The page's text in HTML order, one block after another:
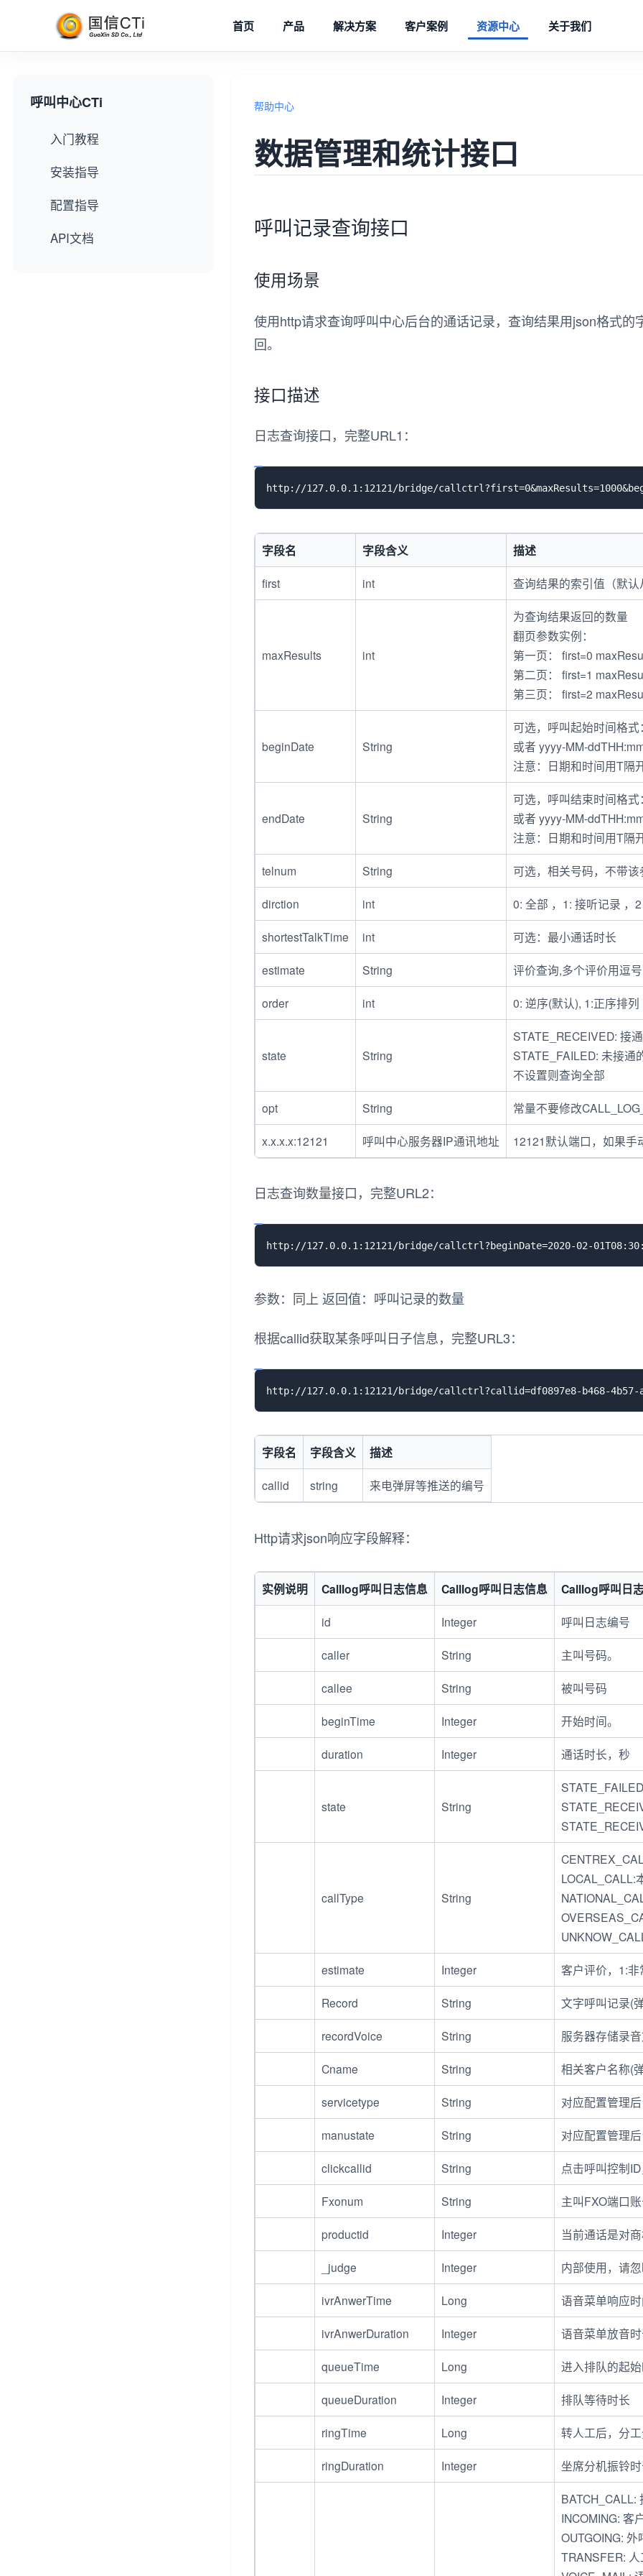
首页 产品 解决方案 客户案例 资源中心 关于我们
呼叫中心CTi
入门教程
安装指导
系统安装
配置指导
CTi基本配置
API文档
帮助中心
数据管理和统计接口
呼叫记录查询接口
使用场景
使用http请求查询呼叫中心后台的通话记录，查询结果用json格式的
回。
接口描述
日志查询接口，完整URL1：
字段名 字段含义 描述
first int 查询结果的索引值（默
maxResults int
为查询结果返回的数量
翻页参数实例：
第一页： first=0
第二页： first=1
第三页： first=2
beginDate String
可选，呼叫起始时间格
或者 yyyy-MM-
注意：日期和时间用T隔
endDate String
可选，呼叫结束时间格
或者 yyyy-MM-
注意：日期和时间用T隔
telnum String 可选，相关号码，不带
dirction int 0: 全部 ，1: 接听记录 ，
shortestTalkTime int 可选：最小通话时长
estimate String 评价查询,多个评价用逗
order int 0: 逆序(默认), 1:正序排列
state String
STATE_RECEIVED: 接
STATE_FAILED: 未接通
不设置则查询全部
opt String 常量不要修改
x.x.x.x:12121 呼叫中心服务器IP通讯地址 12121默认端口，如果手
日志查询数量接口，完整URL2：
参数：同上 返回值：呼叫记录的数量
根据callid获取某条呼叫日子信息，完整URL3：
字段名 字段含义 描述
callid string 来电弹屏等推送的编号
Http请求json响应字段解释：
实例说明 Calllog呼叫日志信息 Calllog呼叫日志信息 Calllog呼叫日
id Integer 呼叫日志编号
caller String 主叫号码。
callee String 被叫号码
beginTime Integer 开始时间。
duration Integer 通话时长，秒
state String
callType String
LOCAL_CALL:
estimate Integer 客户评价，1:
Record String 文字呼叫记录(
recordVoice String 服务器存储录
Cname String 相关客户名称(
servicetype String 对应配置管理
manustate String 对应配置管理
clickcallid String 点击呼叫控制
Fxonum String 主叫FXO端口
productid Integer 当前通话是对
_judge Integer 内部使用，请
ivrAnwerTime Long 语音菜单响应
ivrAnwerDuration Integer 语音菜单放音
queueTime Long 进入排队的起
queueDuration Integer 排队等待时长
ringTime Long 转人工后，分
ringDuration Integer 坐席分机振铃
BATCH_CALL:
INCOMING: 客
OUTGOING:
TRANSFER: